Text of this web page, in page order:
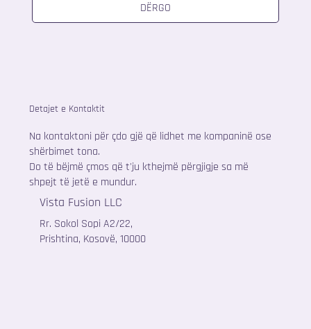
DËRGO
Detajet e Kontaktit
Na kontaktoni për çdo gjë që lidhet me kompaninë ose
shërbimet tona.
Do të bëjmë çmos që t'ju kthejmë përgjigje sa më
shpejt të jetë e mundur.
Vista Fusion LLC
Rr. Sokol Sopi A2/22,
Prishtina, Kosovë, 10000